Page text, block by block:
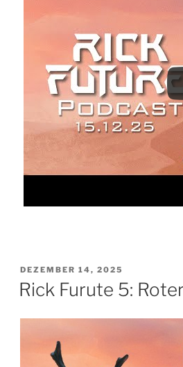
VERÖFFENTLICHT
AM
DEZEMBER 14, 2025
Rick Furute 5: